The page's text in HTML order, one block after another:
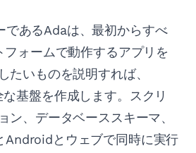
であるAdaは、最初からすべ
ォームで動作するアプリを
たいものを説明すれば、
基盤を作成します。スクリ
ン、データベーススキーマ、
Androidとウェブで同時に実行